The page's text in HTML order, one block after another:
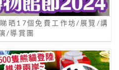
晒17個免費工作坊/展覽/講
/導賞團